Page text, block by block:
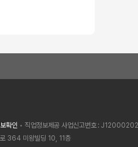
확인 • 직업정보제공 사업신고번호
364 미왕빌딩 10, 11층